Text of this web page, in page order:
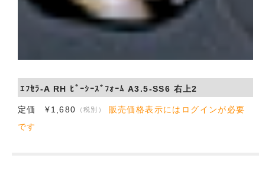
ｴﾌｾﾗ-A RH ﾋﾟｰｼｰｽﾞﾌｫｰﾑ A3.5-SS6 右上2
定価 ¥1,680 （税別）
販売価格表示にはログインが必要
です